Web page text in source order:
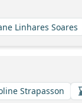
Linhares Soares
Strapasson